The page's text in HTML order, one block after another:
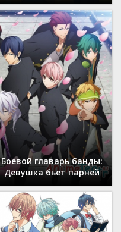
Боевой главарь банды:
Девушка бьет парней